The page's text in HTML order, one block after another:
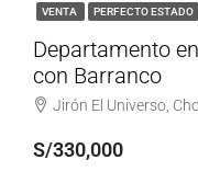
VENTA PERFECTO ESTADO
Departamento
con Barranco
Jirón El Universo,
S/330,000